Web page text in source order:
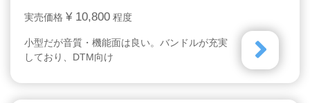
実売価格 ¥ 10,800 程度
小型だが音質・機能面は良い。バンドルが充実
しており、DTM向け